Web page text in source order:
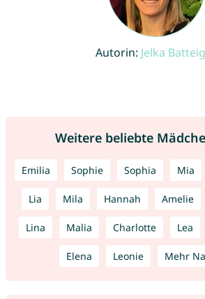
Autorin: Jelka
Weitere beliebte
Emilia Sophie Sophia Mia
Lia Mila Hannah Amelie
Lina Malia Charlotte Lea
Elena Leonie Mehr